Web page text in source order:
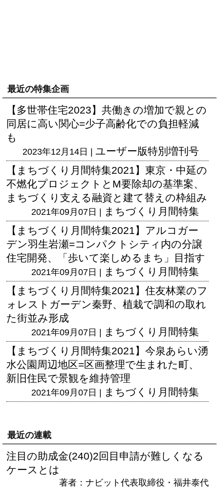
最近の特集企画
【多世帯住宅2023】共働きの増加で親との
同居に高い関心=少子高齢化での負担軽減
も
2023年12月14日 | ユーザー版特別増刊号
【まちづくり月間特集2021】東京・中延の
不燃化プロジェクトとM要除却の基準案、
まちづくり支える融資と建て替えの枠組み
2021年09月07日 | まちづくり月間特集
【まちづくり月間特集2021】アルコガー
デン羽生岩瀬=コンパクトシティ内の分譲
住宅開発、「歩いて楽しめるまち」目指す
2021年09月07日 | まちづくり月間特集
【まちづくり月間特集2021】住友林業のフ
ォレストガーデン秦野、植栽で調和の取れ
た街並み形成
2021年09月07日 | まちづくり月間特集
【まちづくり月間特集2021】今泉あらい湧
水公園周辺地区=区画整理で生まれた町、
新旧住民で景観を維持管理
2021年09月07日 | まちづくり月間特集
最近の連載
注目の助成金(240)2回目申請が難しくなる
ケースとは
著者：ナビット代表取締役・福井泰代